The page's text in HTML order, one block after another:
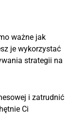
ważne jak
je wykorzystać
strategii na
i zatrudnić
Ci